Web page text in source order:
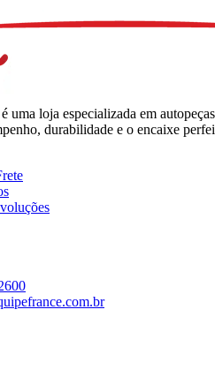
uma loja especializada em
durabilidade e o encaixe